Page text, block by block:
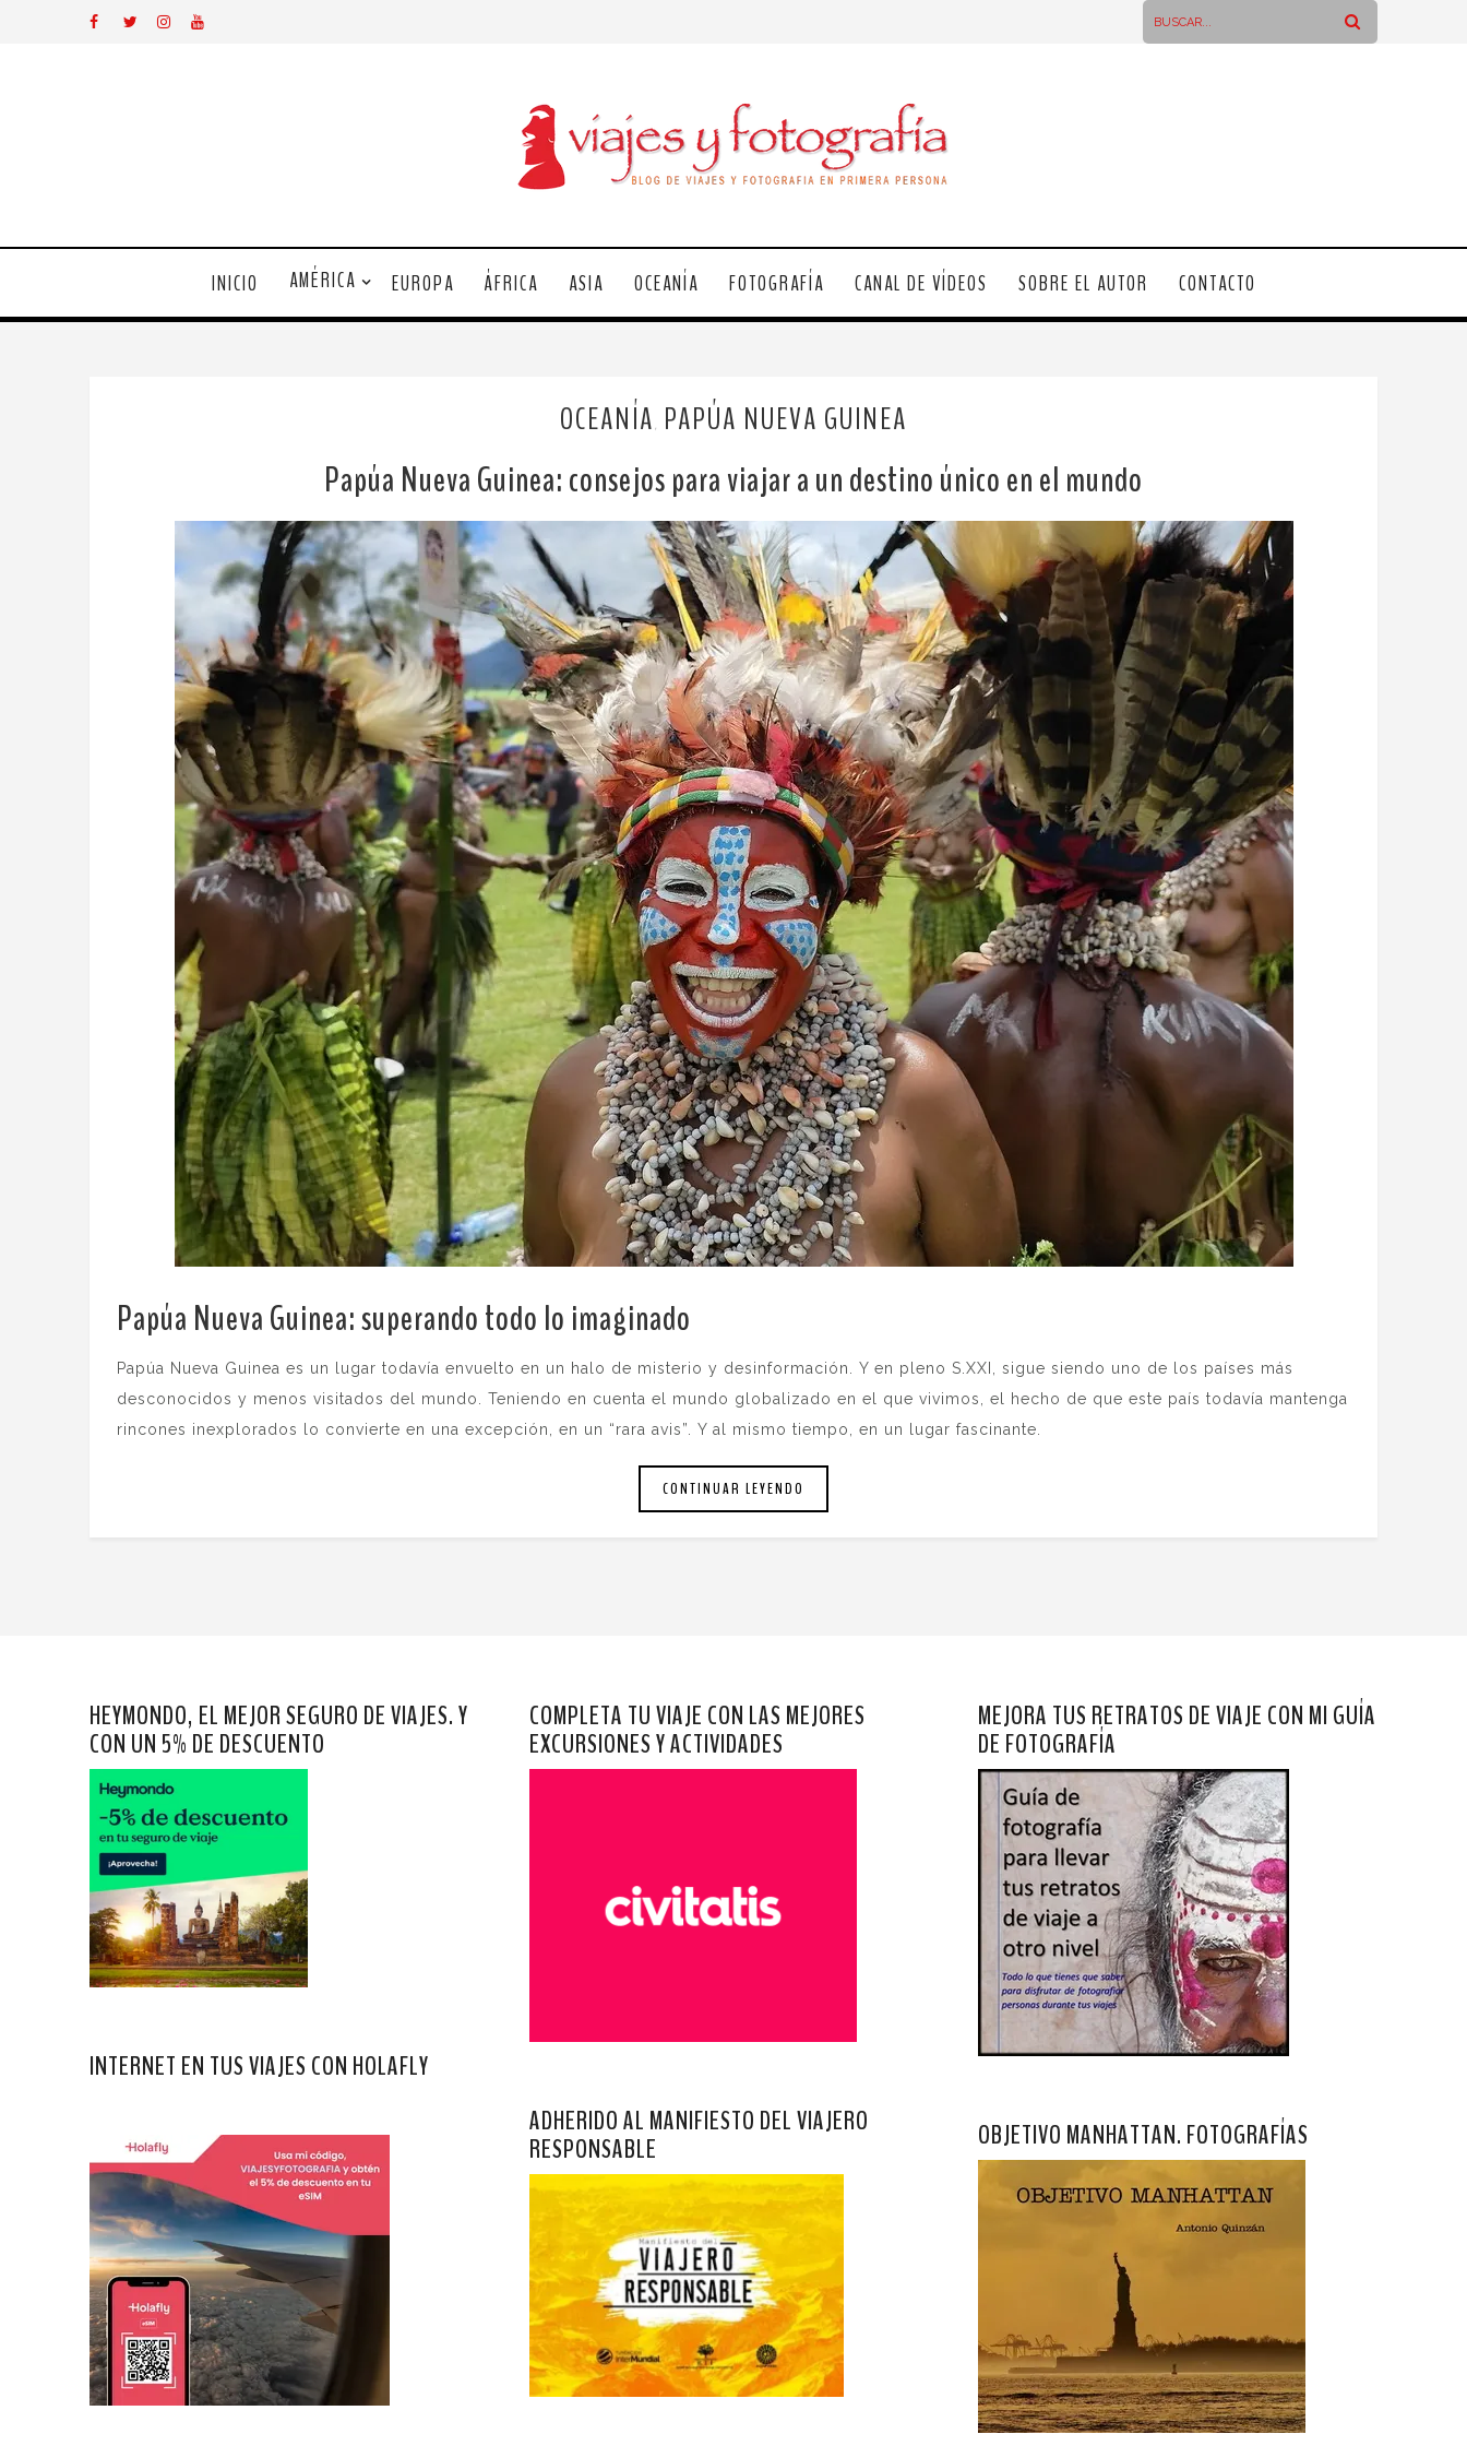
INICIO AMÉRICA EUROPA ÁFRICA ASIA OCEANÍA FOTOGRAFÍA CANAL DE VÍDEOS SOBRE EL AUTOR CONTACTO
OCEANÍA PAPÚA NUEVA GUINEA
Papúa Nueva Guinea: consejos para viajar a un destino único en el mundo
Papúa Nueva Guinea: superando todo lo imaginado
Papúa Nueva Guinea es un lugar todavía envuelto en un halo de misterio y desinformación. Y en pleno S.XXI, sigue siendo uno de los países más
desconocidos y menos visitados del mundo. Teniendo en cuenta el mundo globalizado en el que vivimos, el hecho de que este país todavía mantenga
rincones inexplorados lo convierte en una excepción, en un “rara avis”. Y al mismo tiempo, en un lugar fascinante.
CONTINUAR LEYENDO
HEYMONDO, EL MEJOR SEGURO DE VIAJES. Y
CON UN 5% DE DESCUENTO
INTERNET EN TUS VIAJES CON HOLAFLY
COMPLETA TU VIAJE CON LAS MEJORES
EXCURSIONES Y ACTIVIDADES
ADHERIDO AL MANIFIESTO DEL VIAJERO
RESPONSABLE
MEJORA TUS RETRATOS DE VIAJE CON MI GUÍA
DE FOTOGRAFÍA
OBJETIVO MANHATTAN. FOTOGRAFÍAS